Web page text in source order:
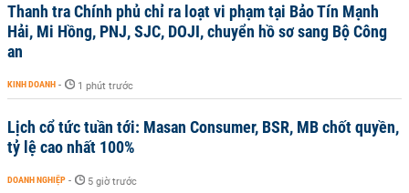
Thanh tra Chính phủ chỉ ra loạt vi phạm tại Bảo Tín Mạnh
Hải, Mi Hồng, PNJ, SJC, DOJI, chuyển hồ sơ sang Bộ Công
an
KINH DOANH - 1 phút trước
Lịch cổ tức tuần tới: Masan Consumer, BSR, MB chốt quyền,
tỷ lệ cao nhất 100%
DOANH NGHIỆP - 5 giờ trước